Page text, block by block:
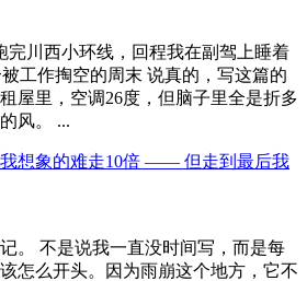
完川西小环线，回程我在副驾上睡着
工作掏空的周末 说真的，写这篇的
屋里，空调26度，但脑子里全是折多
风。 ...
想象的难走10倍 —— 但走到最后我
。 不是说我一直没时间写，而是每
怎么开头。因为雨崩这个地方，它不